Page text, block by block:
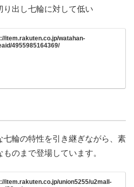
り出し七輪に対して低い
item.rakuten.co.jp/watahan-
4955985164369/
七輪の特性を引き継ぎながら、素
のまで登場しています。
item.rakuten.co.jp/union5255/u2mall-